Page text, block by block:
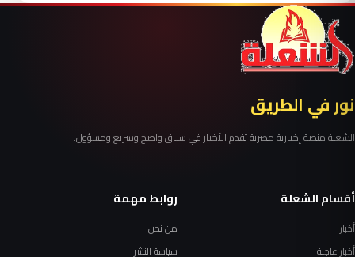
نور في الطريق
الشعلة منصة إخبارية مصرية تقدم الأخبار في سياق واضح وسريع ومسؤول.
أقسام الشعلة
أخبار
أخبار عاجلة
روابط مهمة
من نحن
سياسة النشر